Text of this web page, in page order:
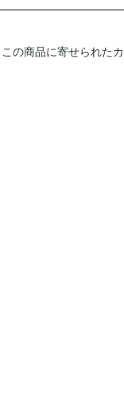
この商品に寄せられた